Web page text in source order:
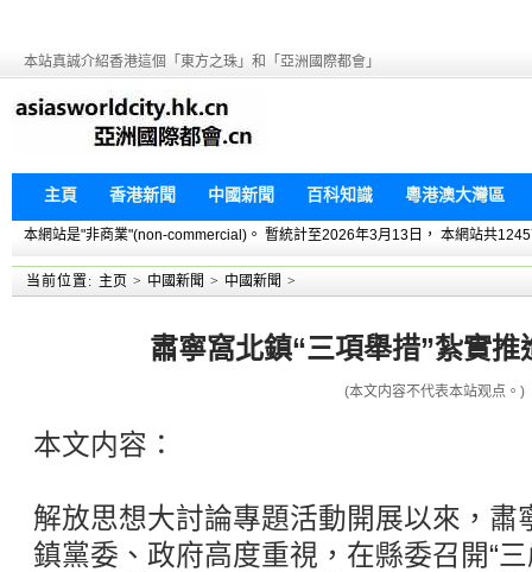
本站真誠介紹香港這個「東方之珠」和「亞洲國際都會」
主頁 香港新聞 中國新聞 百科知識 粵港澳大灣區
本網站是"非商業"(non-commercial)。 暫統計至2026年3月13日， 本網站共
当前位置: 主页 > 中國新聞 > 中國新聞 >
肅寧窩北鎮“三項舉措”紮實推
(本文内容不代表本站观点。)
本文内容：
解放思想大討論專題活動開展以來，肅
鎮黨委、政府高度重視，在縣委召開“